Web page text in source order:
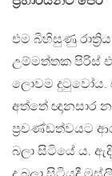
එම බිහිසුණු
උම්මත්තක පිරිස්
ලොවම දුටුවෝය.
අත්තේ ඥානසාර
ප්‍රචණ්ඩත්වයට
බලා සිටියේ ය.